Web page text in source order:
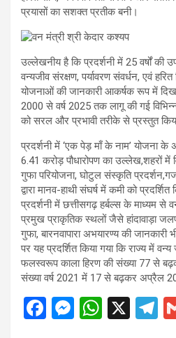
प्रयासों का सशक्त प्रतीक बनी।
उल्लेखनीय है कि प्रदर्शनी में 25 वर्षों की
वन्यजीव संरक्षण, पर्यावरण संवर्धन, एवं
योजनाओं की जानकारी आकर्षक रूप में
2000 से वर्ष 2025 तक लागू की गई
को सरल और प्रभावी तरीके से प्रस्तुत
प्रदर्शनी में ‘एक पेड़ माँ के नाम’ योजना
6.41 करोड़ पौधारोपण का उल्लेख,शहरों में
गुफा परियोजना, घोटुल संस्कृति
द्वारा मानव-हाथी संघर्ष में कमी को
प्रदर्शनी में छत्तीसगढ़ हर्बल्स के माध्यम से
प्रमुख प्राकृतिक स्थलों जैसे हांदावाड़ा
गुफा, बारनवापारा अभयारण्य की जानकारी
पर यह प्रदर्शित किया गया कि राज्य में
फलस्वरूप काला हिरण की संख्या 77 से
संख्या वर्ष 2021 में 17 से बढ़कर अप्रैल
F
M W X
T